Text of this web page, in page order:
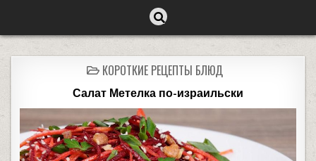
КОРОТКИЕ РЕЦЕПТЫ БЛЮД
Салат Метелка по-израильски